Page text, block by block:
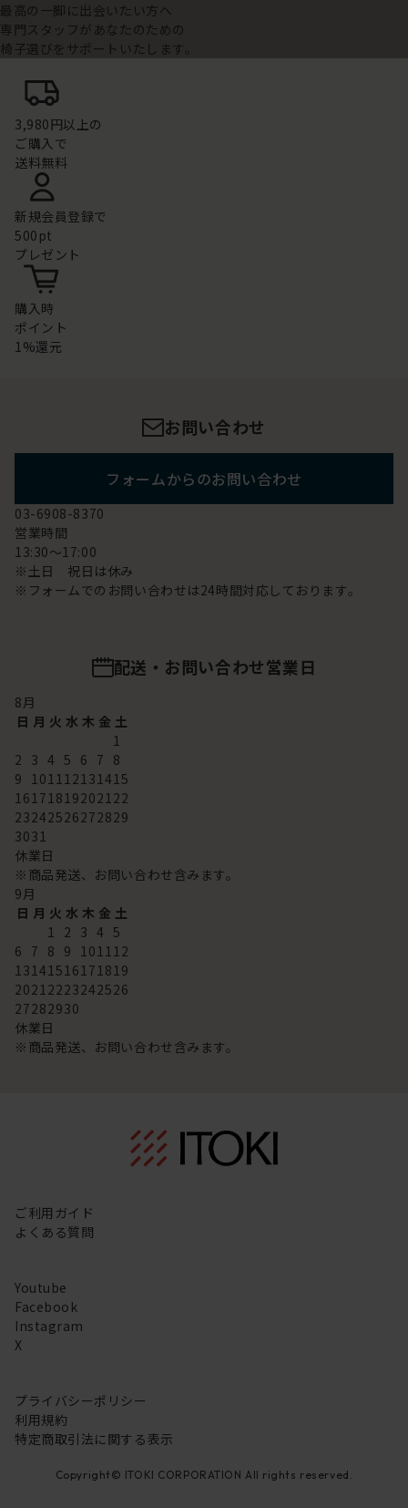
最高の一脚に出会いたい方へ
専門スタッフがあなたのための
椅子選びをサポートいたします。
3,980円以上の
ご購入で
送料無料
新規会員登録で
500pt
プレゼント
購入時
ポイント
1%還元
お問い合わせ
フォームからのお問い合わせ
03-6908-8370
営業時間
13:30～17:00
※土日 祝日は休み
※フォームでのお問い合わせは24時間対応しております。
配送・お問い合わせ営業日
8月
日 月 火 水 木 金 土
1
2 3 4 5 6 7 8
9 101112131415
16171819202122
23242526272829
3031
休業日
※商品発送、お問い合わせ含みます。
9月
日 月 火 水 木 金 土
1 2 3 4 5
6 7 8 9 101112
13141516171819
20212223242526
27282930
休業日
※商品発送、お問い合わせ含みます。
ご利用ガイド
よくある質問
Youtube
Facebook
Instagram
X
プライバシーポリシー
利用規約
特定商取引法に関する表示
Copyright© ITOKI CORPORATION All rights reserved.